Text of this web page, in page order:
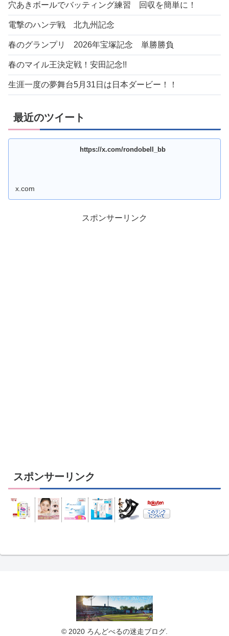
穴あきボールでバッティング練習 回収を簡単に！
電撃のハンデ戦 北九州記念
春のグランプリ 2026年宝塚記念 単勝勝負
春のマイル王決定戦！安田記念!!
生涯一度の夢舞台5月31日は日本ダービー！！
最近のツイート
https://x.com/rondobell_bb
x.com
スポンサーリンク
スポンサーリンク
© 2020 ろんどべるの迷走ブログ.